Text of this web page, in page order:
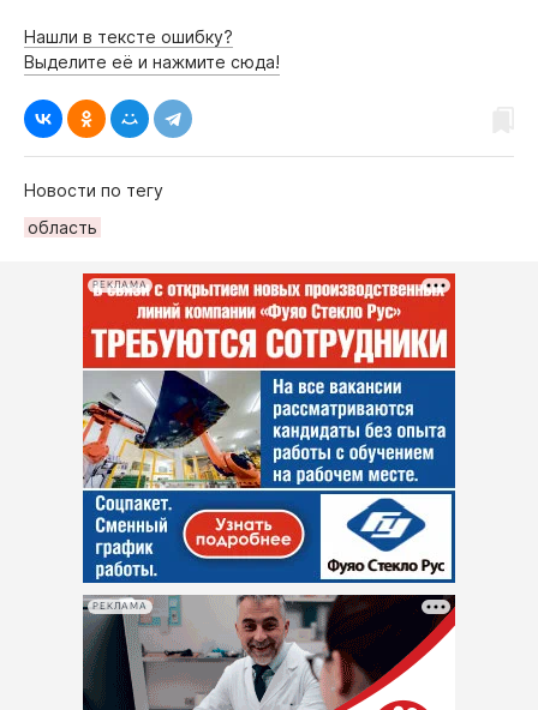
Нашли в тексте ошибку?
Выделите её и нажмите сюда!
Новости по тегу
область
РЕКЛАМА
РЕКЛАМА